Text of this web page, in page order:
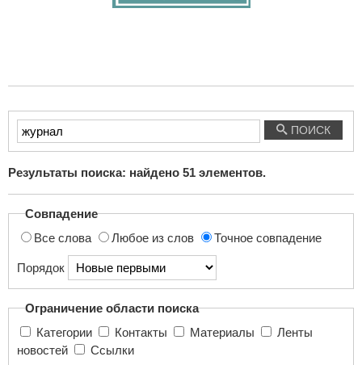
Введите
текст
поиска...
ПОИСК
Результаты поиска: найдено 51 элементов.
Совпадение
Все слова
Любое из слов Точное совпадение
Порядок
Ограничение области поиска
Категории
Контакты Материалы
новостей
Ссылки